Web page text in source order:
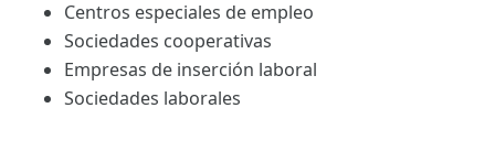
Centros especiales de empleo
Sociedades cooperativas
Empresas de inserción laboral
Sociedades laborales